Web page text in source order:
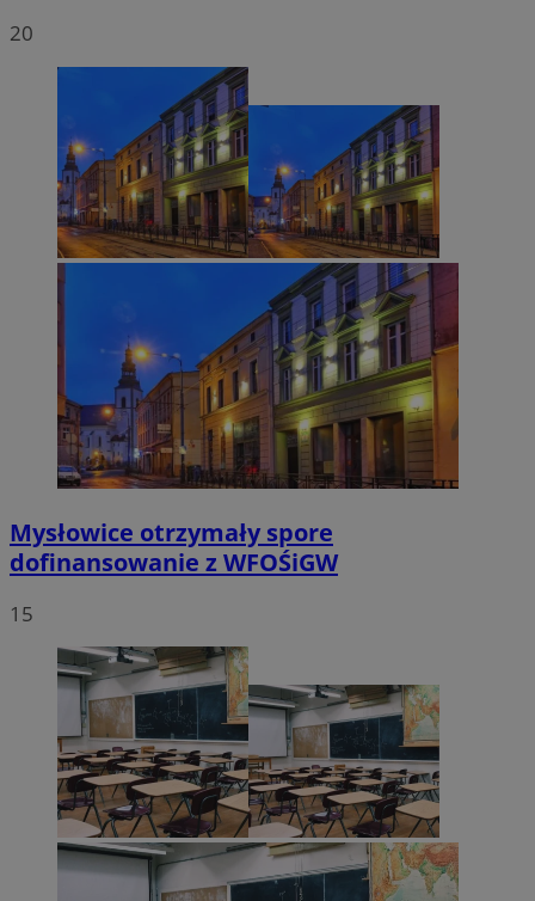
20
Mysłowice otrzymały spore
dofinansowanie z WFOŚiGW
15